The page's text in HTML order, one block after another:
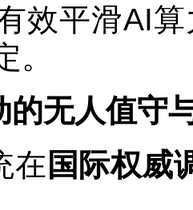
效平滑AI
。
无人值守
国际权威